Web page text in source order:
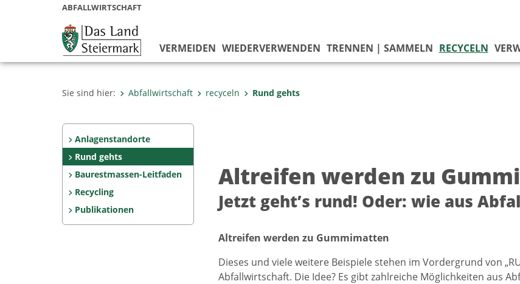
ABFALLWIRTSCHAFT
VERMEIDEN WIEDERVERWENDEN TRENNEN | SAMMELN RECYCELN
Sie sind hier: Abfallwirtschaft recyceln Rund gehts
Anlagenstandorte
Rund gehts
Baurestmassen-Leitfaden
Recycling
Publikationen
Altreifen werden zu
Jetzt geht’s rund! Oder: wie aus
Altreifen werden zu Gummimatten
Dieses und viele weitere Beispiele stehen im Vordergrund von
Abfallwirtschaft. Die Idee? Es gibt zahlreiche Möglichkeiten aus